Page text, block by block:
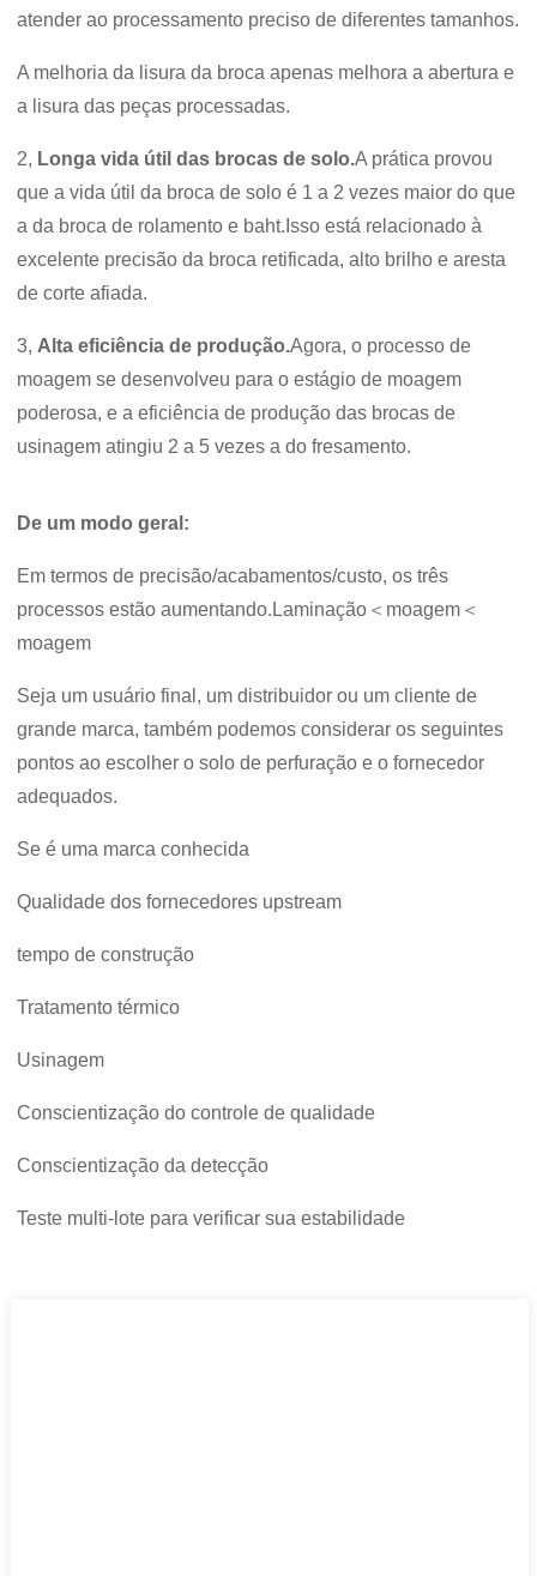
atender ao processamento preciso de diferentes tamanhos.
A melhoria da lisura da broca apenas melhora a abertura e
a lisura das peças processadas.
2, Longa vida útil das brocas de solo.A prática provou
que a vida útil da broca de solo é 1 a 2 vezes maior do que
a da broca de rolamento e baht.Isso está relacionado à
excelente precisão da broca retificada, alto brilho e aresta
de corte afiada.
3, Alta eficiência de produção.Agora, o processo de
moagem se desenvolveu para o estágio de moagem
poderosa, e a eficiência de produção das brocas de
usinagem atingiu 2 a 5 vezes a do fresamento.
De um modo geral:
Em termos de precisão/acabamentos/custo, os três
processos estão aumentando.Laminação＜moagem＜
moagem
Seja um usuário final, um distribuidor ou um cliente de
grande marca, também podemos considerar os seguintes
pontos ao escolher o solo de perfuração e o fornecedor
adequados.
Se é uma marca conhecida
Qualidade dos fornecedores upstream
tempo de construção
Tratamento térmico
Usinagem
Conscientização do controle de qualidade
Conscientização da detecção
Teste multi-lote para verificar sua estabilidade